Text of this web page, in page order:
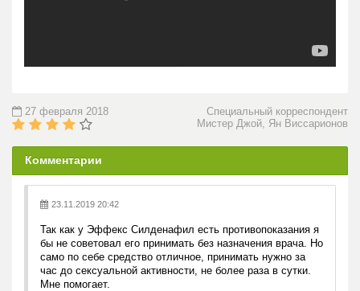
Специальный корреспондент
Мистер Джой, Ян Виссарионов
27 февраля 2018
Комментарии
23.11.2019 20:42
Так как у Эффекс Силденафил есть противопоказания я
бы не советовал его принимать без назначения врача. Но
само по себе средство отличное, принимать нужно за
час до сексуальной активности, не более раза в сутки.
Мне помогает.